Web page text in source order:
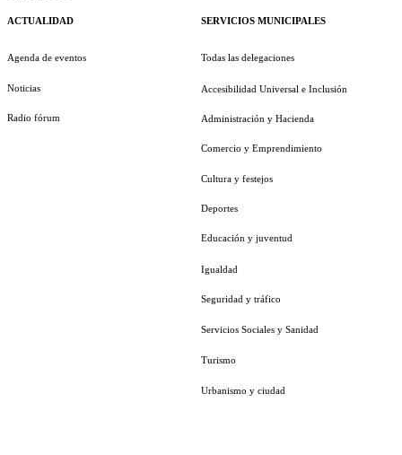
ACTUALIDAD
Agenda de eventos
Noticias
Radio fórum
SERVICIOS MUNICIPALES
Todas las delegaciones
Accesibilidad Universal e Inclusión
Administración y Hacienda
Comercio y Emprendimiento
Cultura y festejos
Deportes
Educación y juventud
Igualdad
Seguridad y tráfico
Servicios Sociales y Sanidad
Turismo
Urbanismo y ciudad